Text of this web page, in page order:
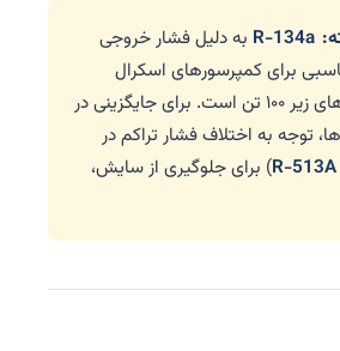
R-به دلیل فشار خروجی
برای کمپرسورهای اسکرال
(Scroll) در چیلرهای زیر ۱۰۰ تن است. برای جایگزینی در
به اختلاف فشار تراکم در
R-) برای جلوگیری از سایش،